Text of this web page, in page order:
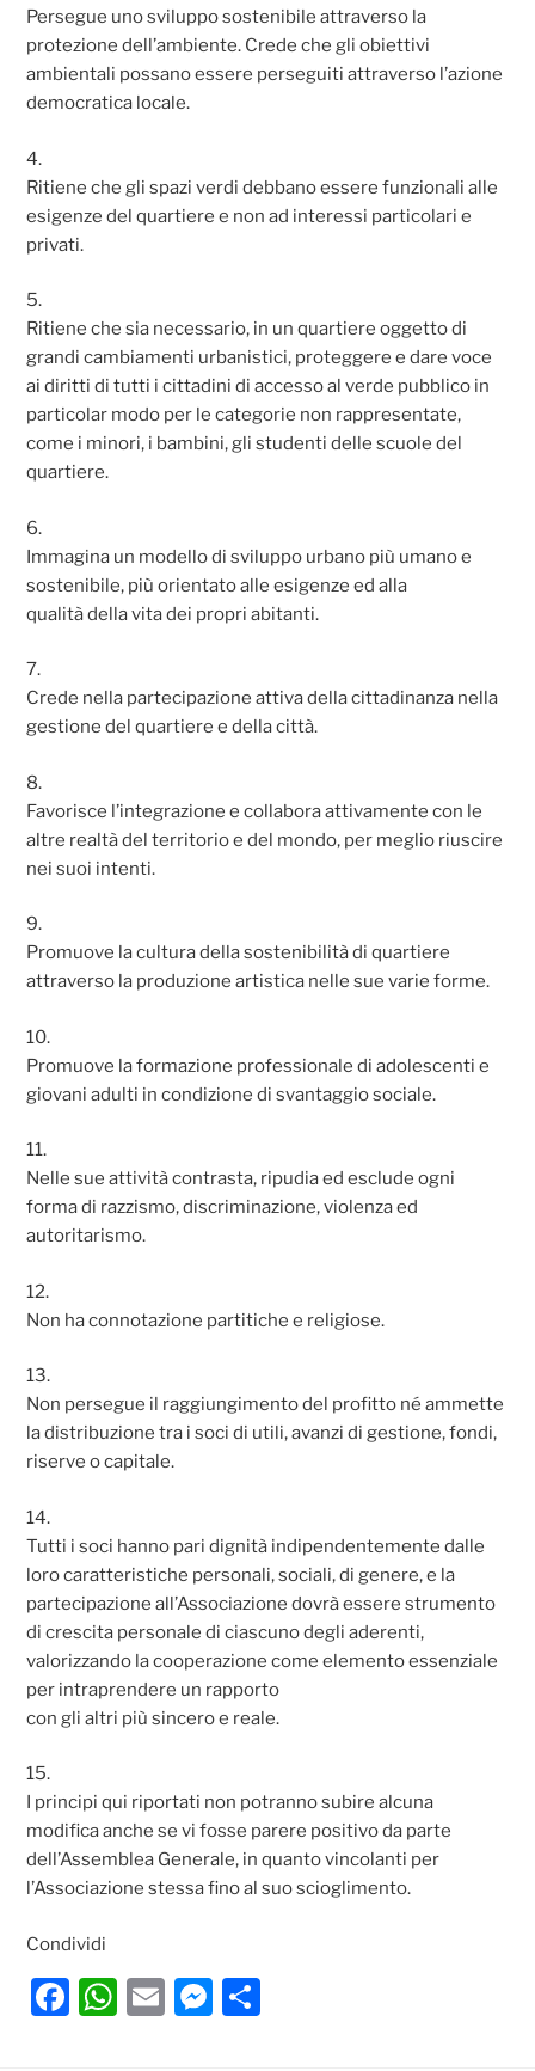
Persegue uno sviluppo sostenibile attraverso la
protezione dell’ambiente. Crede che gli obiettivi
ambientali possano essere perseguiti attraverso l’azione
democratica locale.
4.
Ritiene che gli spazi verdi debbano essere funzionali alle
esigenze del quartiere e non ad interessi particolari e
privati.
5.
Ritiene che sia necessario, in un quartiere oggetto di
grandi cambiamenti urbanistici, proteggere e dare voce
ai diritti di tutti i cittadini di accesso al verde pubblico in
particolar modo per le categorie non rappresentate,
come i minori, i bambini, gli studenti delle scuole del
quartiere.
6.
Immagina un modello di sviluppo urbano più umano e
sostenibile, più orientato alle esigenze ed alla
qualità della vita dei propri abitanti.
7.
Crede nella partecipazione attiva della cittadinanza nella
gestione del quartiere e della città.
8.
Favorisce l’integrazione e collabora attivamente con le
altre realtà del territorio e del mondo, per meglio riuscire
nei suoi intenti.
9.
Promuove la cultura della sostenibilità di quartiere
attraverso la produzione artistica nelle sue varie forme.
10.
Promuove la formazione professionale di adolescenti e
giovani adulti in condizione di svantaggio sociale.
11.
Nelle sue attività contrasta, ripudia ed esclude ogni
forma di razzismo, discriminazione, violenza ed
autoritarismo.
12.
Non ha connotazione partitiche e religiose.
13.
Non persegue il raggiungimento del profitto né ammette
la distribuzione tra i soci di utili, avanzi di gestione, fondi,
riserve o capitale.
14.
Tutti i soci hanno pari dignità indipendentemente dalle
loro caratteristiche personali, sociali, di genere, e la
partecipazione all’Associazione dovrà essere strumento
di crescita personale di ciascuno degli aderenti,
valorizzando la cooperazione come elemento essenziale
per intraprendere un rapporto
con gli altri più sincero e reale.
15.
I principi qui riportati non potranno subire alcuna
modifica anche se vi fosse parere positivo da parte
dell’Assemblea Generale, in quanto vincolanti per
l’Associazione stessa fino al suo scioglimento.
Condividi
F
W E
M